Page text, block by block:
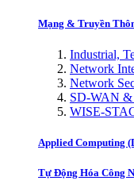
Mạng & Truyền
Industrial,
Network
Network
SD-WAN &
WISE-
Applied Computing
Tự Động Hóa Công